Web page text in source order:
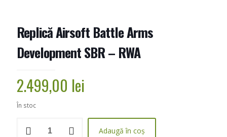
Replică Airsoft Battle Arms
Development SBR – RWA
2.499,00 lei
În stoc
Replică
Adaugă în coș